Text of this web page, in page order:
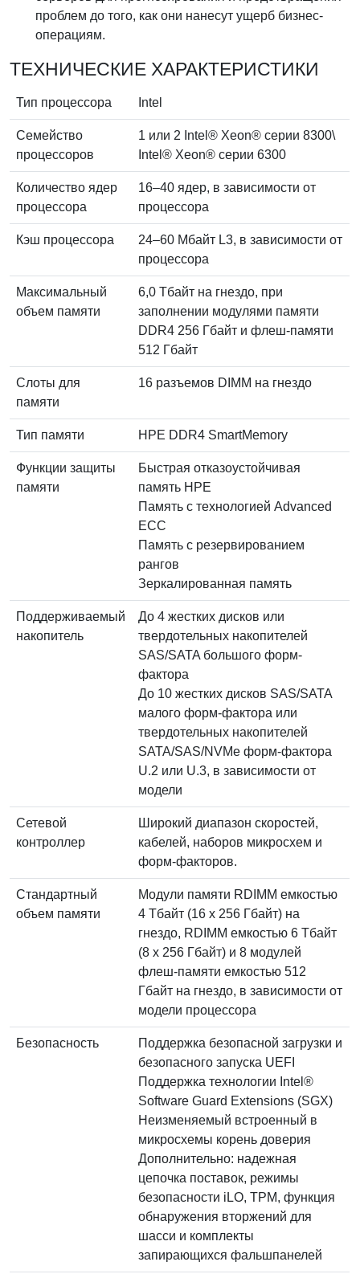
проблем до того, как они нанесут ущерб бизнес-
операциям.
ТЕХНИЧЕСКИЕ ХАРАКТЕРИСТИКИ
Тип процессора Intel
Семейство
процессоров
1 или 2 Intel® Xeon® серии 8300\
Intel® Xeon® серии 6300
Количество ядер
процессора
16–40 ядер, в зависимости от
процессора
Кэш процессора
24–60 Мбайт L3, в зависимости от
процессора
Максимальный
объем памяти
6,0 Тбайт на гнездо, при
заполнении модулями памяти
DDR4 256 Гбайт и флеш-памяти
512 Гбайт
Слоты для
памяти
16 разъемов DIMM на гнездо
Тип памяти HPE DDR4 SmartMemory
Функции защиты
памяти
Быстрая отказоустойчивая
память HPE
Память с технологией Advanced
ECC
Память с резервированием
рангов
Зеркалированная память
Поддерживаемый
накопитель
До 4 жестких дисков или
твердотельных накопителей
SAS/SATA большого форм-
фактора
До 10 жестких дисков SAS/SATA
малого форм-фактора или
твердотельных накопителей
SATA/SAS/NVMe форм-фактора
U.2 или U.3, в зависимости от
модели
Сетевой
контроллер
Широкий диапазон скоростей,
кабелей, наборов микросхем и
форм-факторов.
Стандартный
объем памяти
Модули памяти RDIMM емкостью
4 Тбайт (16 x 256 Гбайт) на
гнездо, RDIMM емкостью 6 Тбайт
(8 x 256 Гбайт) и 8 модулей
флеш-памяти емкостью 512
Гбайт на гнездо, в зависимости от
модели процессора
Безопасность
Поддержка безопасной загрузки и
безопасного запуска UEFI
Поддержка технологии Intel®
Software Guard Extensions (SGX)
Неизменяемый встроенный в
микросхемы корень доверия
Дополнительно: надежная
цепочка поставок, режимы
безопасности iLO, TPM, функция
обнаружения вторжений для
шасси и комплекты
запирающихся фальшпанелей